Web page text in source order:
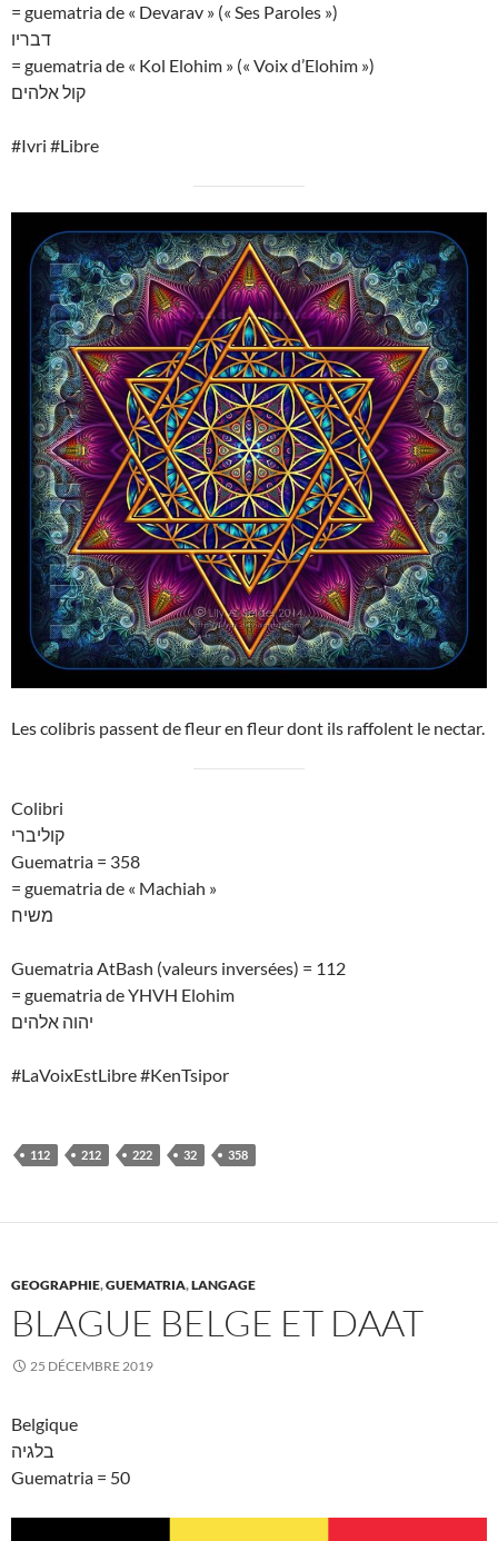
= guematria de « Devarav » (« Ses Paroles »)
דבריו
= guematria de « Kol Elohim » (« Voix d’Elohim »)
קול אלהים
#Ivri #Libre
Les colibris passent de fleur en fleur dont ils raffolent le nectar.
Colibri
קוליברי
Guematria = 358
= guematria de « Machiah »
משיח
Guematria AtBash (valeurs inversées) = 112
= guematria de YHVH Elohim
יהוה אלהים
#LaVoixEstLibre #KenTsipor
112 212 222 32 358
GEOGRAPHIE,GUEMATRIA,LANGAGE
BLAGUE BELGE ET DAAT
25 DÉCEMBRE 2019
Belgique
בלגיה
Guematria = 50